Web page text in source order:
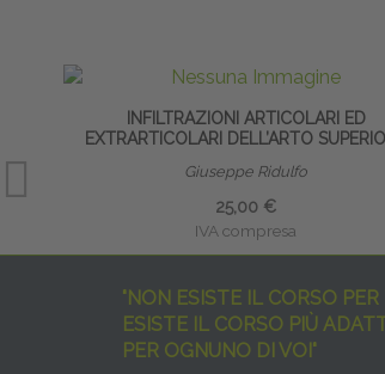
INFILTRAZIONI ARTICOLARI ED
EXTRARTICOLARI DELL’ARTO
Giuseppe Ridulfo
25,00 €
IVA compresa
"NON ESISTE IL CORSO PER
ESISTE IL CORSO PIÙ
PER OGNUNO DI VOI"